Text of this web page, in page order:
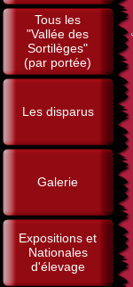
Tous les
"Vallée des
Sortilèges"
(par portée)
Les disparus
Galerie
Expositions et
Nationales
d'élevage